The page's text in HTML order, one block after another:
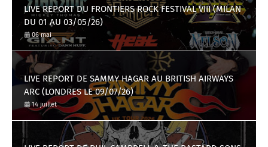
LIVE REPORT DU FRONTIERS ROCK FESTIVAL VIII (MILAN
DU 01 AU 03/05/26)
06 mai
LIVE REPORT DE SAMMY HAGAR AU BRITISH AIRWAYS
ARC (LONDRES LE 09/07/26)
14 juillet